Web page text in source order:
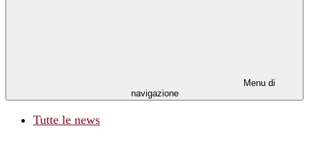
Menu di
navigazione
Tutte le news